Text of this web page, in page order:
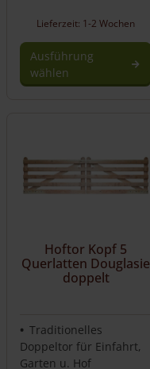
Lieferzeit: 1-2 Wochen
Ausführung
wählen
Hoftor Kopf 5
Querlatten Douglasie
doppelt
Traditionelles
Doppeltor für Einfahrt,
Garten u. Hof